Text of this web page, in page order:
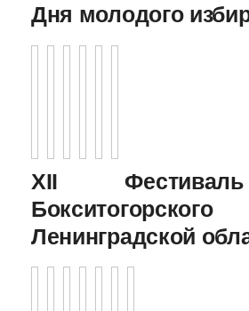
Дня молодого
XII
Ленинградской